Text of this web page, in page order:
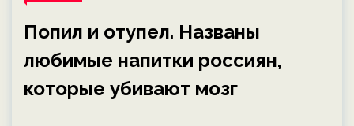
Попил и отупел. Названы
любимые напитки россиян,
которые убивают мозг